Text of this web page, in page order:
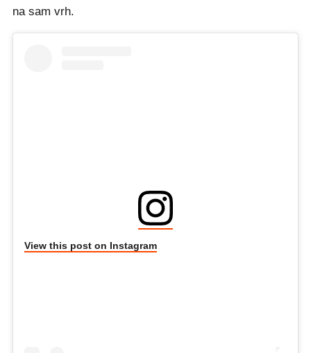
na sam vrh.
View this post on Instagram